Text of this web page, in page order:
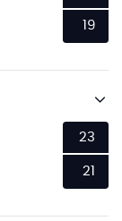
19
23
21